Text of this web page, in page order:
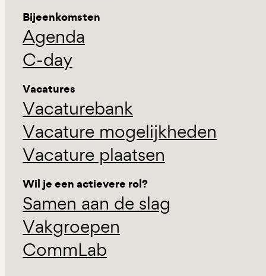
Bijeenkomsten
Agenda
C-day
Vacatures
Vacaturebank
Vacature mogelijkheden
Vacature plaatsen
Wil je een actievere rol?
Samen aan de slag
Vakgroepen
CommLab